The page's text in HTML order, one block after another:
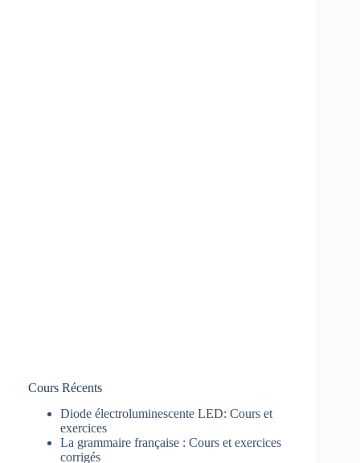
Cours Récents
Diode électroluminescente LED: Cours et
exercices
La grammaire française : Cours et exercices
corrigés